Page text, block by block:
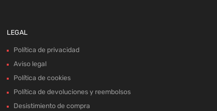
LEGAL
Política de privacidad
Aviso legal
Política de cookies
Política de devoluciones y reembolsos
Desistimiento de compra